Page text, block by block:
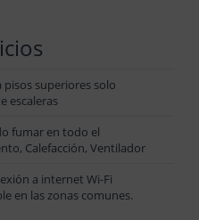
pisos superiores solo
escaleras
fumar en todo el
Calefacción, Ventilador
a internet Wi-Fi
en las zonas comunes.